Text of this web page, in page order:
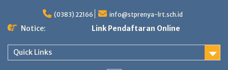
(0383) 22166 info@stprenya-lrt.sch.id
Notice: Link Pendaftaran Online
Quick Links